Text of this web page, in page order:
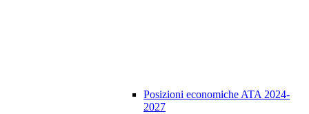
Posizioni economiche ATA 2024-
2027